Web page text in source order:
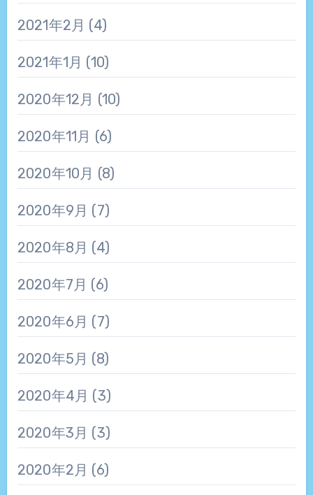
2021年2月 (4)
2021年1月 (10)
2020年12月 (10)
2020年11月 (6)
2020年10月 (8)
2020年9月 (7)
2020年8月 (4)
2020年7月 (6)
2020年6月 (7)
2020年5月 (8)
2020年4月 (3)
2020年3月 (3)
2020年2月 (6)